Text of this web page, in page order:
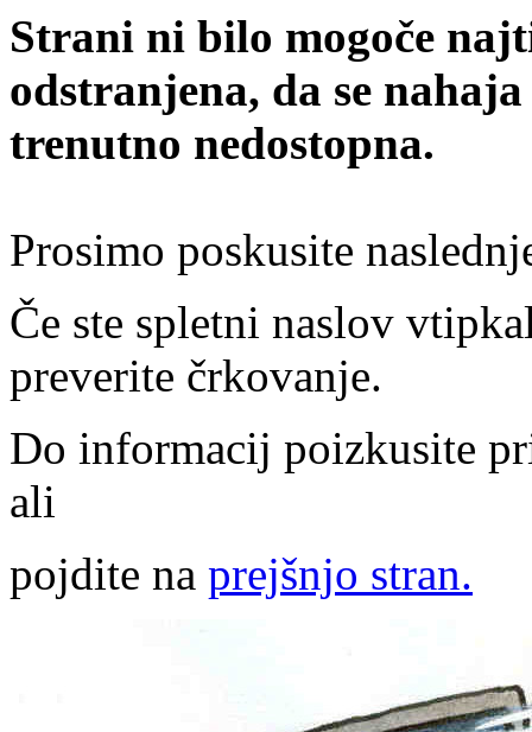
Strani ni bilo mogoče
odstranjena, da se
trenutno nedostopna.
Prosimo poskusite
Če ste spletni naslov
preverite črkovanje.
Do informacij poizkusite
ali
pojdite na prejšnjo stran.